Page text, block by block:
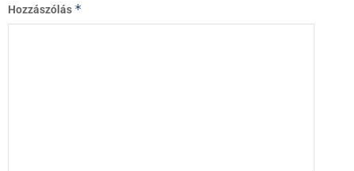
Hozzászólás *